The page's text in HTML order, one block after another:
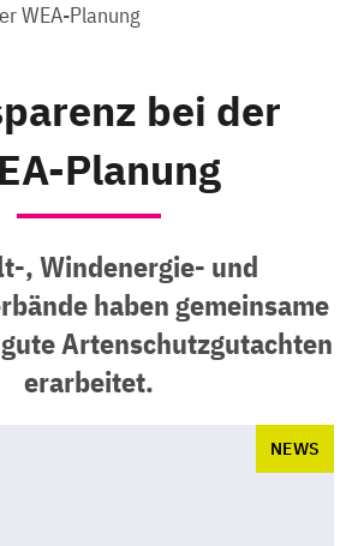
WEA-Planung
bei der
Planung
, Windenergie- und
haben gemeinsame
Artenschutzgutachten
erarbeitet.
NEWS